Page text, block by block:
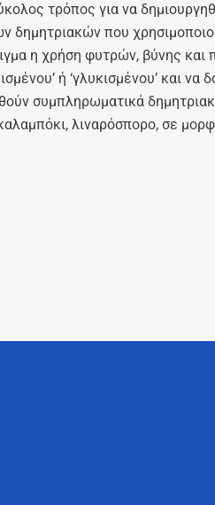
τρόπος για να
δημητριακών που
η χρήση φυτρών, βύνης και
ή ‘γλυκισμένου’ και
συμπληρωματικά
λιναρόσπορο, σε